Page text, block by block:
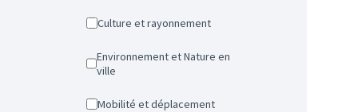
Culture et rayonnement
Environnement et Nature en
ville
Mobilité et déplacement